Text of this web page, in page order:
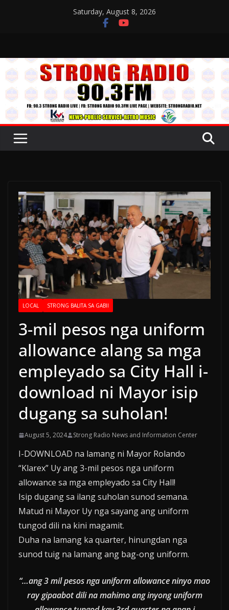
Saturday, August 8, 2026
LOCAL STRONG BALITA SA GABII
3-mil pesos nga uniform
allowance alang sa mga
empleyado sa City Hall i-
download ni Mayor isip
dugang sa suholan!
August 5, 2024 Strong Radio News and Information Center
I-DOWNLOAD na lamang ni Mayor Rolando
“Klarex” Uy ang 3-mil pesos nga uniform
allowance sa mga empleyado sa City Hall!
Isip dugang sa ilang suholan sunod semana.
Matud ni Mayor Uy nga sayang ang uniform
tungod dili na kini magamit.
Duha na lamang ka quarter, hinungdan nga
sunod tuig na lamang ang bag-ong uniform.
“…ang 3 mil pesos nga uniform allowance ninyo mao
ray gipaabot dili na mahimo ang inyong uniform